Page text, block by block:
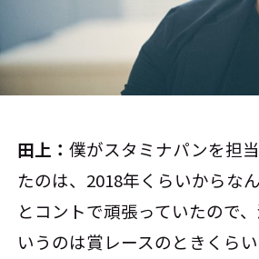
田上：僕がスタミナパンを担
たのは、2018年くらいからな
とコントで頑張っていたので
いうのは賞レースのときくら